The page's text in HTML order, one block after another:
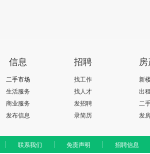
信息
二手市场
生活服务
商业服务
发布信息
招聘
找工作
找人才
发招聘
录简历
新
出
二
发
联系我们 免责声明 招聘信息